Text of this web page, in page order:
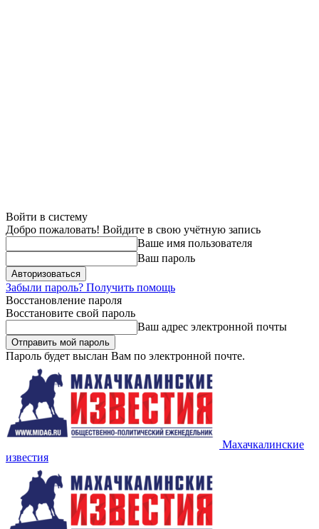
Войти в систему
Добро пожаловать! Войдите в свою учётную запись
Ваше имя пользователя
Ваш пароль
Забыли пароль? Получить помощь
Восстановление пароля
Восстановите свой пароль
Ваш адрес электронной почты
Пароль будет выслан Вам по электронной почте.
Махачкалинские
известия